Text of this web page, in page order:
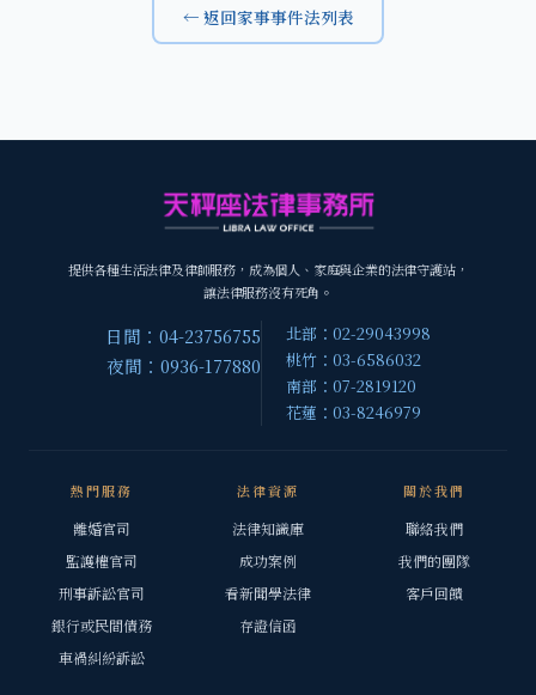
← 返回家事事件法列表
提供各種生活法律及律師服務，成為個人、家庭與企業的法律守護站，
讓法律服務沒有死角。
日間：04-23756755
夜間：0936-177880
北部：02-29043998
桃竹：03-6586032
南部：07-2819120
花蓮：03-8246979
熱門服務
離婚官司
監護權官司
刑事訴訟官司
銀行或民間債務
車禍糾紛訴訟
法律資源
法律知識庫
成功案例
看新聞學法律
存證信函
關於我們
聯絡我們
我們的團隊
客戶回饋